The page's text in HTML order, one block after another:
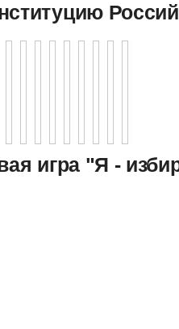
игра "Я -